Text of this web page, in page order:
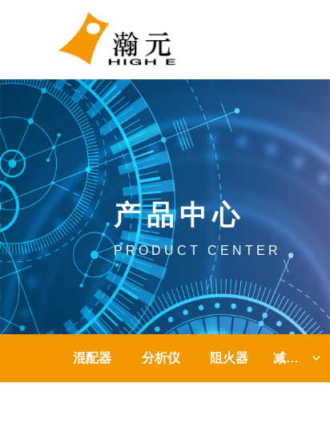
产品中心
PRODUCT CENTER
混配器 分析仪 阻火器 ꀁ
减压阀